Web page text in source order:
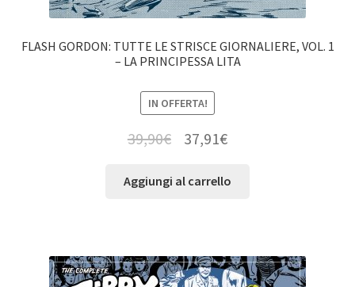
FLASH GORDON: TUTTE LE STRISCE GIORNALIERE, VOL. 1
– LA PRINCIPESSA LITA
IN OFFERTA!
39,90€ 37,91€
Aggiungi al carrello